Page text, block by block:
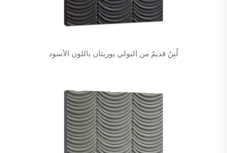
لُبِنٌ قديمٌ من البولي يوريثان باللون الأسود